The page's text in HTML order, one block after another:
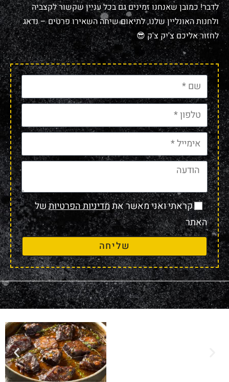
לדבר! כמובן שאנחנו זמינים גם בכל עניין שקשור לקצביה
ולחנות האונליין שלנו, לתיאום שיחה השאירו פרטים – נדאג
לחזור אליכם צ'יק צ'ק 😎
קראתי ואני מאשר אתמדיניות הפרטיותשל
האתר
שליחה